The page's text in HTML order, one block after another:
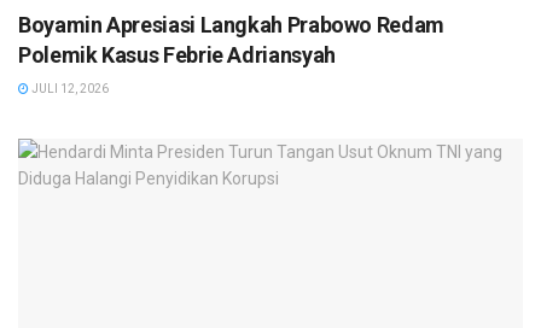
Boyamin Apresiasi Langkah Prabowo Redam
Polemik Kasus Febrie Adriansyah
JULI 12, 2026